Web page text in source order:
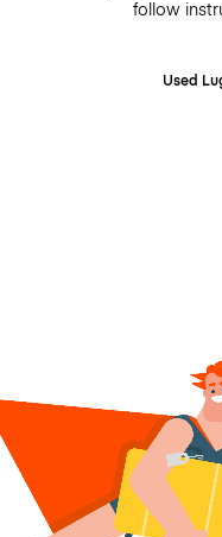
follow
Used